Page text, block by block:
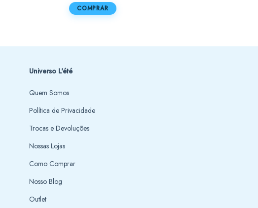
COMPRAR
Universo L'été
Quem Somos
Política de Privacidade
Trocas e Devoluções
Nossas Lojas
Como Comprar
Nosso Blog
Outlet